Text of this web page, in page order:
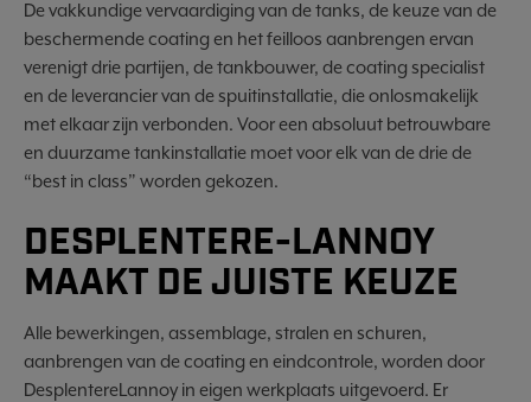
De vakkundige vervaardiging van de tanks, de keuze van de
beschermende coating en het feilloos aanbrengen ervan
verenigt drie partijen, de tankbouwer, de coating specialist
en de leverancier van de spuitinstallatie, die onlosmakelijk
met elkaar zijn verbonden. Voor een absoluut betrouwbare
en duurzame tankinstallatie moet voor elk van de drie de
“best in class” worden gekozen.
DESPLENTERE-LANNOY
MAAKT DE JUISTE KEUZE
Alle bewerkingen, assemblage, stralen en schuren,
aanbrengen van de coating en eindcontrole, worden door
DesplentereLannoy in eigen werkplaats uitgevoerd. Er